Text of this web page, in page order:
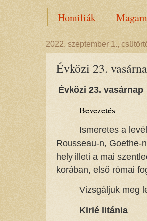
Homiliák
2022. szeptember 1.,
Évközi 23.
Évközi 23. vasárnap
Bevezetés
Ismeretes a
Rousseau-n, Goethe-
hely illeti a mai
korában, első római
Vizsgáljuk meg
Kirié litánia